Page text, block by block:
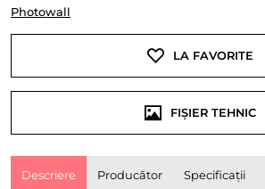
Photowall
LA FAVORITE
FIȘIER TEHNIC
Descriere Producător Specificații